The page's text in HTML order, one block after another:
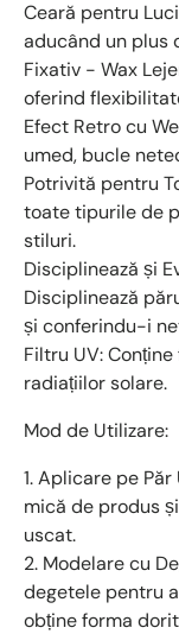
Ceară pentru
aducând un plus
Fixativ - Wax
oferind
Efect Retro cu
umed, bucle
Potrivită pentru
toate tipurile de
stiluri.
Disciplinează și
Disciplinează
și conferindu-i
Filtru UV:
radiațiilor solare.
Mod de Utilizare:
1. Aplicare pe
mică de produs
uscat.
2. Modelare cu
degetele pentru
obține forma